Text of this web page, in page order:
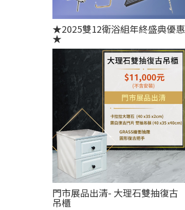
★2025雙12衛浴組年終盛典優惠
★
門市展品出清- 大理石雙抽復古
吊櫃